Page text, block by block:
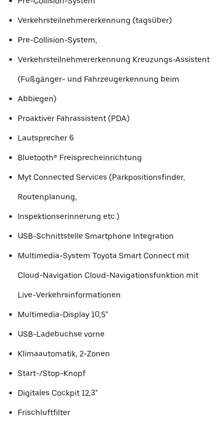
Verkehrsteilnehmererkennung (tagsüber)
Pre-Collision-System,
Verkehrsteilnehmererkennung Kreuzungs-Assistent
(Fußgänger- und Fahrzeugerkennung beim
Abbiegen)
Proaktiver Fahrassistent (PDA)
Lautsprecher 6
Bluetooth® Freisprecheinrichtung
Myt Connected Services (Parkpositionsfinder,
Routenplanung,
Inspektionserinnerung etc.)
USB-Schnittstelle Smartphone Integration
Multimedia-System Toyota Smart Connect mit
Cloud-Navigation Cloud-Navigationsfunktion mit
Live-Verkehrsinformationen
Multimedia-Display 10,5"
USB-Ladebuchse vorne
Klimaautomatik, 2-Zonen
Start-/Stop-Knopf
Digitales Cockpit 12,3"
Frischluftfilter